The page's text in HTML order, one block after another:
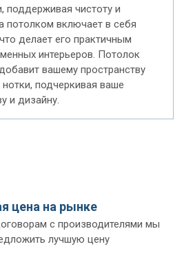
поддерживая чистоту и
потолком включает в себя
делает его практичным
интерьеров. Потолок
вашему пространству
подчеркивая ваше
и дизайну.
цена на рынке
с производителями мы
лучшую цену